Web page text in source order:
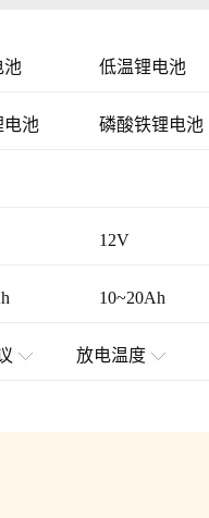
池 低温锂电池
电池 磷酸铁锂电池
12V
10~20Ah
放电温度